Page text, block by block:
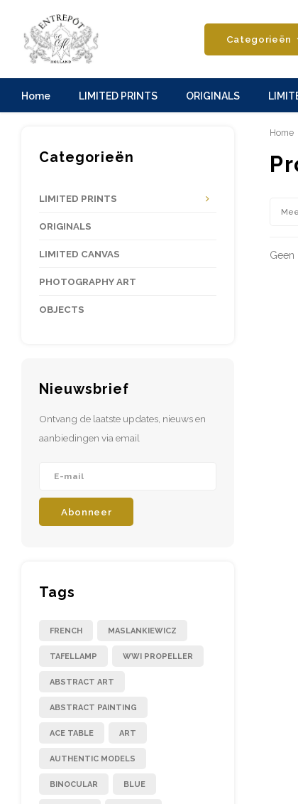
Categorieën
Home LIMITED PRINTS ORIGINALS
Categorieën
LIMITED PRINTS
ORIGINALS
LIMITED CANVAS
PHOTOGRAPHY ART
OBJECTS
Nieuwsbrief
Ontvang de laatste updates, nieuws en
aanbiedingen via email
Abonneer
Tags
FRENCH MASLANKIEWICZ
TAFELLAMP WWI PROPELLER
ABSTRACT ART
ABSTRACT PAINTING
ACE TABLE ART
AUTHENTIC MODELS
BINOCULAR BLUE
Home
Geen